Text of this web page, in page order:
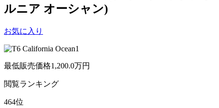
ルニア オーシャン)
お気に入り
最低販売価格1,200.0万円
閲覧ランキング
464位